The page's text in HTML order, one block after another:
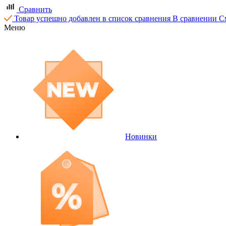
Сравнить
Товар успешно добавлен в список сравнения В сравнении
Меню
Новинки